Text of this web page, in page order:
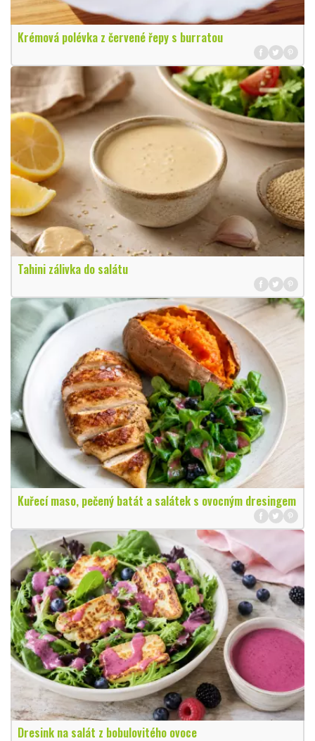
Krémová polévka z červené řepy s burratou
Tahini zálivka do salátu
Kuřecí maso, pečený batát a salátek s ovocným dresingem
Dresink na salát z bobulovitého ovoce